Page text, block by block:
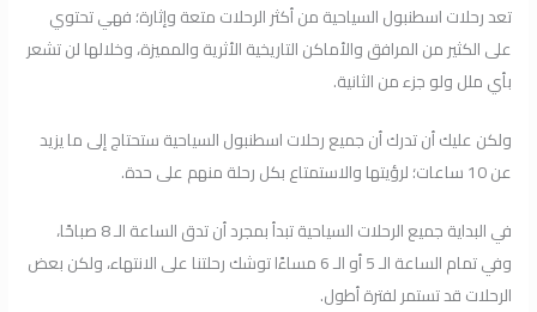
تعد رحلات اسطنبول السياحية من أكثر الرحلات متعة وإثارة؛ فهي تحتوي
على الكثير من المرافق والأماكن التاريخية الأثرية والمميزة، وخلالها لن تشعر
بأي ملل ولو جزء من الثانية.
ولكن عليك أن تدرك أن جميع رحلات اسطنبول السياحية ستحتاج إلى ما يزيد
عن 10 ساعات؛ لرؤيتها والاستمتاع بكل رحلة منهم على حدة.
في البداية جميع الرحلات السياحية تبدأ بمجرد أن تدق الساعة الـ 8 صباحًا،
وفي تمام الساعة الـ 5 أو الـ 6 مساءًا توشك رحلتنا على الانتهاء، ولكن بعض
الرحلات قد تستمر لفترة أطول.